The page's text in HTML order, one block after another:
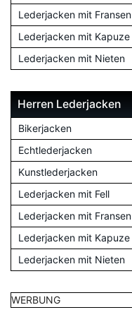
Lederjacken mit Fransen
Lederjacken mit Kapuze
Lederjacken mit Nieten
Herren Lederjacken
Bikerjacken
Echtlederjacken
Kunstlederjacken
Lederjacken mit Fell
Lederjacken mit Fransen
Lederjacken mit Kapuze
Lederjacken mit Nieten
WERBUNG